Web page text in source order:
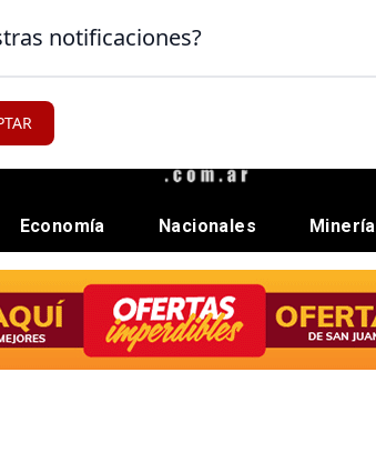
Economía Nacionales Minería
notificaciones?